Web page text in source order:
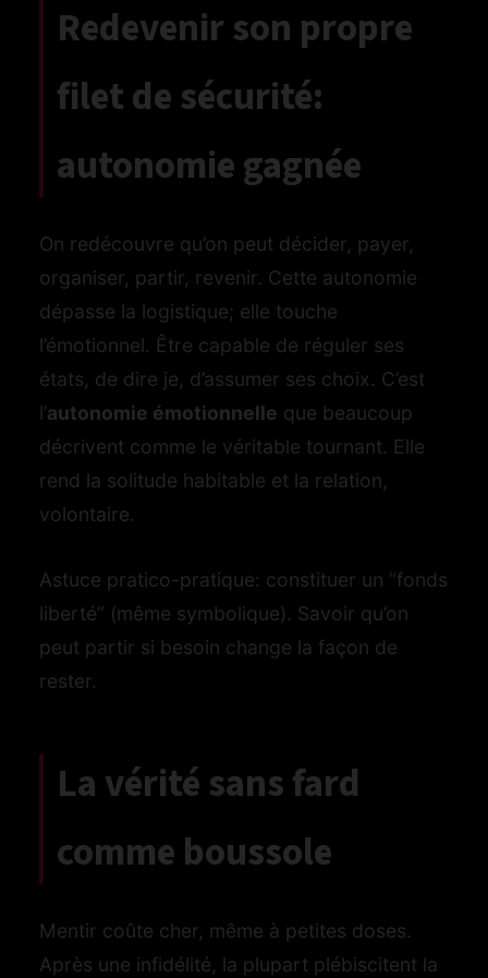
Redevenir son propre
filet de sécurité:
autonomie gagnée
On redécouvre qu’on peut décider, payer,
organiser, partir, revenir. Cette autonomie
dépasse la logistique; elle touche
l’émotionnel. Être capable de réguler ses
états, de dire je, d’assumer ses choix. C’est
l’autonomie émotionnelle que beaucoup
décrivent comme le véritable tournant. Elle
rend la solitude habitable et la relation,
volontaire.
Astuce pratico-pratique: constituer un “fonds
liberté” (même symbolique). Savoir qu’on
peut partir si besoin change la façon de
rester.
La vérité sans fard
comme boussole
Mentir coûte cher, même à petites doses.
Après une infidélité, la plupart plébiscitent la